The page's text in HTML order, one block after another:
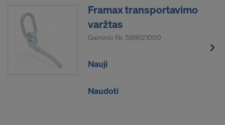
Framax transportavimo
varžtas
Gaminio Nr. 588621000
Nauji
Naudoti